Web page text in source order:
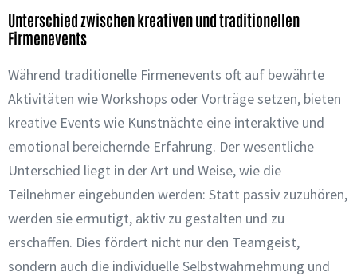
Unterschied zwischen kreativen und traditionellen
Firmenevents
Während traditionelle Firmenevents oft auf bewährte
Aktivitäten wie Workshops oder Vorträge setzen, bieten
kreative Events wie Kunstnächte eine interaktive und
emotional bereichernde Erfahrung. Der wesentliche
Unterschied liegt in der Art und Weise, wie die
Teilnehmer eingebunden werden: Statt passiv zuzuhören,
werden sie ermutigt, aktiv zu gestalten und zu
erschaffen. Dies fördert nicht nur den Teamgeist,
sondern auch die individuelle Selbstwahrnehmung und